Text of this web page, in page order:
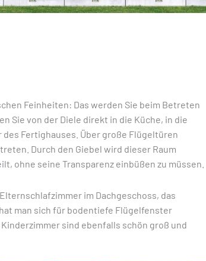
Feinheiten: Das werden Sie beim Betreten
Sie von der Diele direkt in die Küche, in die
Fertighauses. Über große Flügeltüren
Durch den Giebel wird dieser Raum
ohne seine Transparenz einbüßen zu müssen.
im Dachgeschoss, das
man sich für bodentiefe Flügelfenster
sind ebenfalls schön groß und